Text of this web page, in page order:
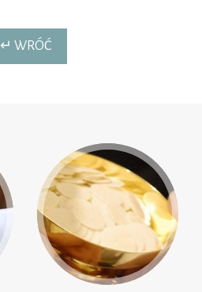
↵ WRÓĆ